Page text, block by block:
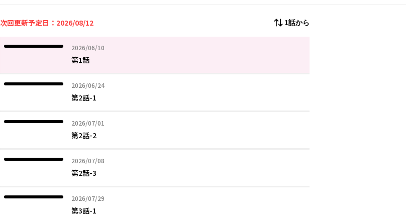
次回更新予定日：2026/08/12 1話から
2026/06/10
2026年06月10日
第1話
2026/06/24
2026年06月24日
第2話-1
2026/07/01
2026年07月01日
第2話-2
2026/07/08
2026年07月08日
第2話-3
2026/07/29
2026年07月29日
第3話-1